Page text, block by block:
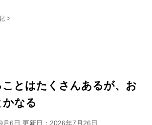
>
とはたくさんあるが、お
なる
6日 更新日： 2026年7月26日